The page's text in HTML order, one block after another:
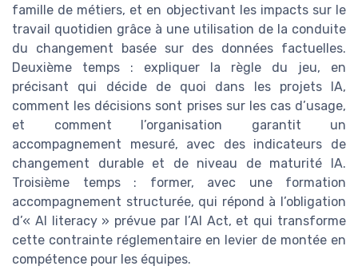
famille de métiers, et en objectivant les impacts sur le
travail quotidien grâce à une utilisation de la conduite
du changement basée sur des données factuelles.
Deuxième temps : expliquer la règle du jeu, en
précisant qui décide de quoi dans les projets IA,
comment les décisions sont prises sur les cas d’usage,
et comment l’organisation garantit un
accompagnement mesuré, avec des indicateurs de
changement durable et de niveau de maturité IA.
Troisième temps : former, avec une formation
accompagnement structurée, qui répond à l’obligation
d’« AI literacy » prévue par l’AI Act, et qui transforme
cette contrainte réglementaire en levier de montée en
compétence pour les équipes.